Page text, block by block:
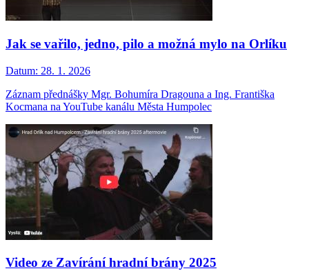
Jak se vařilo, jedno, pilo a možná mylo na Orlíku
Datum: 28. 1. 2026
Záznam přednášky Mgr. Bohumíra Dragouna a Ing. Františka
Kocmana na YouTube kanálu Města Humpolec
Video ze Zavírání hradní brány 2025